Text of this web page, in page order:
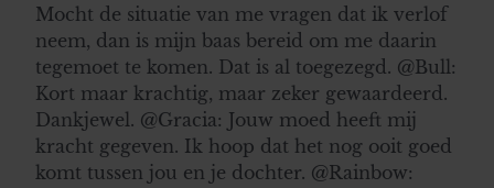
Mocht de situatie van me vragen dat ik verlof
neem, dan is mijn baas bereid om me daarin
tegemoet te komen. Dat is al toegezegd. @Bull:
Kort maar krachtig, maar zeker gewaardeerd.
Dankjewel. @Gracia: Jouw moed heeft mij
kracht gegeven. Ik hoop dat het nog ooit goed
komt tussen jou en je dochter. @Rainbow: